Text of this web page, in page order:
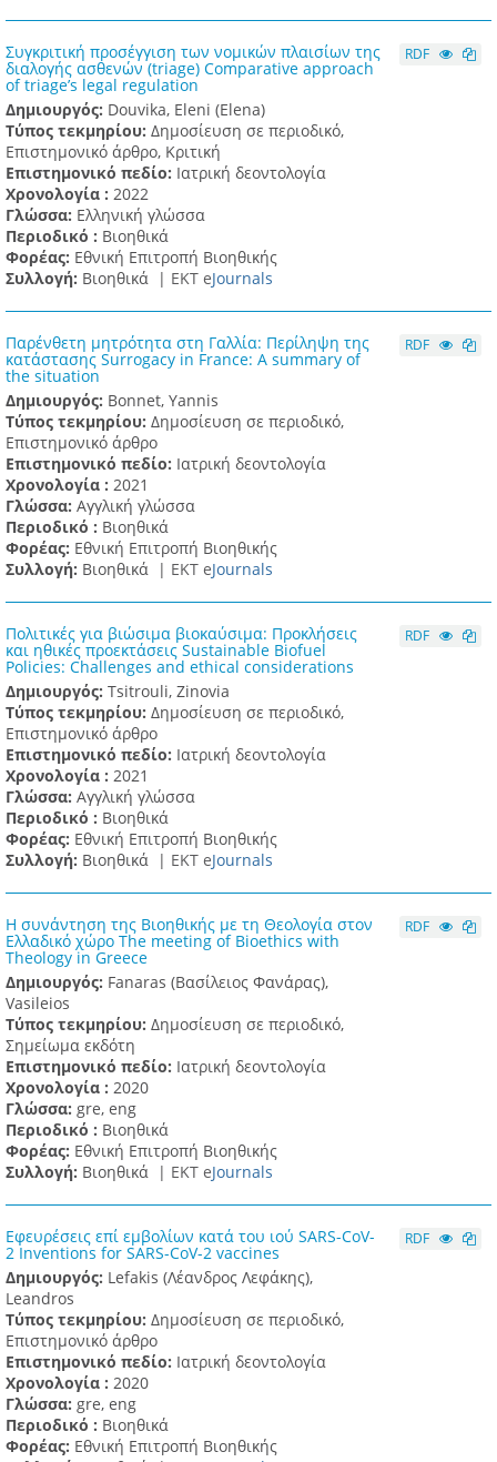
Συγκριτική προσέγγιση των νομικών πλαισίων της
διαλογής ασθενών (triage) Comparative approach
of triage’s legal regulation
Δημιουργός: Douvika, Eleni (Elena)
Τύπος τεκμηρίου: Δημοσίευση σε περιοδικό,
Επιστημονικό άρθρο, Κριτική
Επιστημονικό πεδίο: Ιατρική δεοντολογία
Χρονολογία : 2022
Γλώσσα: Ελληνική γλώσσα
Περιοδικό : Βιοηθικά
Φορέας: Εθνική Επιτροπή Βιοηθικής
Συλλογή: Βιοηθικά | ΕΚΤ eJournals
RDF
Παρένθετη μητρότητα στη Γαλλία: Περίληψη της
κατάστασης Surrogacy in France: A summary of
the situation
Δημιουργός: Bonnet, Yannis
Τύπος τεκμηρίου: Δημοσίευση σε περιοδικό,
Επιστημονικό άρθρο
Επιστημονικό πεδίο: Ιατρική δεοντολογία
Χρονολογία : 2021
Γλώσσα: Αγγλική γλώσσα
Περιοδικό : Βιοηθικά
Φορέας: Εθνική Επιτροπή Βιοηθικής
Συλλογή: Βιοηθικά | ΕΚΤ eJournals
RDF
Πολιτικές για βιώσιμα βιοκαύσιμα: Προκλήσεις
και ηθικές προεκτάσεις Sustainable Biofuel
Policies: Challenges and ethical considerations
Δημιουργός: Tsitrouli, Zinovia
Τύπος τεκμηρίου: Δημοσίευση σε περιοδικό,
Επιστημονικό άρθρο
Επιστημονικό πεδίο: Ιατρική δεοντολογία
Χρονολογία : 2021
Γλώσσα: Αγγλική γλώσσα
Περιοδικό : Βιοηθικά
Φορέας: Εθνική Επιτροπή Βιοηθικής
Συλλογή: Βιοηθικά | ΕΚΤ eJournals
RDF
Η συνάντηση της Βιοηθικής με τη Θεολογία στον
Ελλαδικό χώρο The meeting of Bioethics with
Theology in Greece
Δημιουργός: Fanaras (Βασίλειος Φανάρας),
Vasileios
Τύπος τεκμηρίου: Δημοσίευση σε περιοδικό,
Σημείωμα εκδότη
Επιστημονικό πεδίο: Ιατρική δεοντολογία
Χρονολογία : 2020
Γλώσσα: gre, eng
Περιοδικό : Βιοηθικά
Φορέας: Εθνική Επιτροπή Βιοηθικής
Συλλογή: Βιοηθικά | ΕΚΤ eJournals
RDF
Εφευρέσεις επί εμβολίων κατά του ιού SARS-CoV-
2 Inventions for SARS-CoV-2 vaccines
Δημιουργός: Lefakis (Λέανδρος Λεφάκης),
Leandros
Τύπος τεκμηρίου: Δημοσίευση σε περιοδικό,
Επιστημονικό άρθρο
Επιστημονικό πεδίο: Ιατρική δεοντολογία
Χρονολογία : 2020
Γλώσσα: gre, eng
Περιοδικό : Βιοηθικά
Φορέας: Εθνική Επιτροπή Βιοηθικής
RDF